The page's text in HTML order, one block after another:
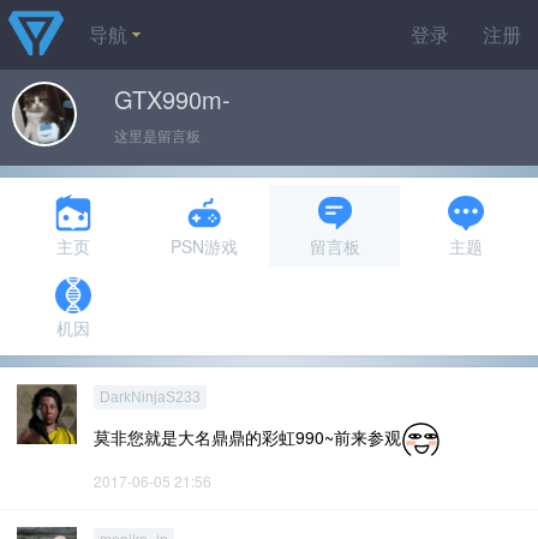
登录 注册
导航
GTX990m-
这里是留言板
主页 PSN游戏 留言板 主题
机因
DarkNinjaS233
莫非您就是大名鼎鼎的彩虹990~前来参观
2017-06-05 21:56